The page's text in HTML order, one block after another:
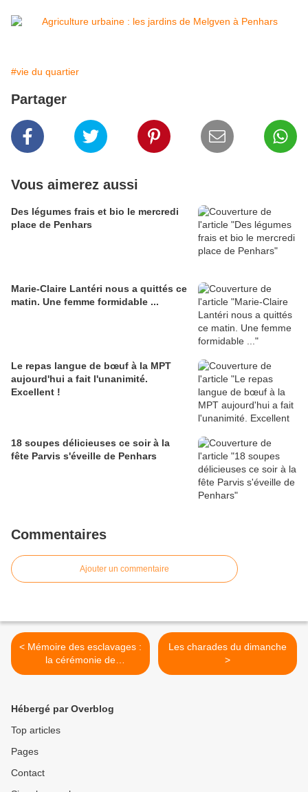
#vie du quartier
Partager
Vous aimerez aussi
Des légumes frais et bio le mercredi
place de Penhars
Marie-Claire Lantéri nous a quittés ce
matin. Une femme formidable ...
Le repas langue de bœuf à la MPT
aujourd'hui a fait l'unanimité.
Excellent !
18 soupes délicieuses ce soir à la
fête Parvis s'éveille de Penhars
Commentaires
Ajouter un commentaire
< Mémoire des esclavages :
la cérémonie de
commémoration à Quimper
Les charades du dimanche
>
Hébergé par Overblog
Top articles
Pages
Contact